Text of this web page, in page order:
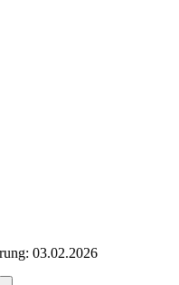
03.02.2026